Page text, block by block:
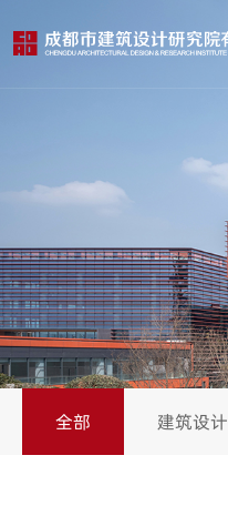
全部 建筑设计